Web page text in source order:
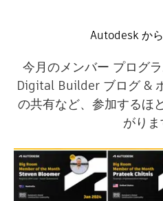
Autodesk か
今月のメンバー プログ
Digital Builder ブログ &
の共有など、参加するほ
がりま